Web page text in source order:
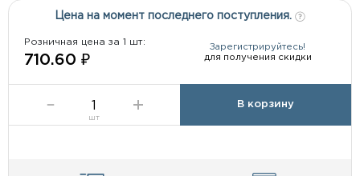
Цена на момент последнего поступления.
Розничная цена за 1 шт:
710.60 ₽
Зарегистрируйтесь!
для получения скидки
шт
В корзину